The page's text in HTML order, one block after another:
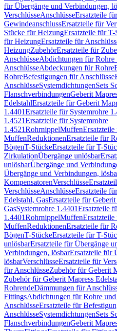
für Übergänge und Verbindungen,
VerschlüsseAnschlüsseErsatzteile
GewindeanschlussErsatzteile für
Stücke für HeizungErsatzteile für
für HeizungErsatzteile für
HeizungZubehörErsatzteile für
AnschlüsseAbdichtungen für Rohre
AnschlüsseAbdeckungen für Rohre
RohreBefestigungen für Anschlüsse
AnschlüsseSystemdichtungenSets
FlanschverbindungenGeberit
EdelstahlErsatzteile für Geberit
1.4401Ersatzteile für Systemrohre
1.4521Ersatzteile für Systemrohre
1.4521RohrnippelMuffenErsatzteile
MuffenReduktionenErsatzteile für
BögenT-StückeErsatzteile für T-
ZirkulationÜbergänge unlösbar
unlösbarÜbergänge und
Übergänge und Verbindungen,
KompensatorenVerschlüsse
VerschlüsseAnschlüsseErsatzteile
Edelstahl, GasErsatzteile für
GasSystemrohre 1.4401Ersatzteile
1.4401RohrnippelMuffenErsatzteile
MuffenReduktionenErsatzteile für
BögenT-StückeErsatzteile für T-
unlösbarErsatzteile für Übergänge
Verbindungen, lösbarErsatzteile für
lösbarVerschlüsseErsatzteile für
für AnschlüsseZubehör für Geberit
Zubehör für Geberit Mapress
RohrendeDämmungen für
FittingsAbdichtungen für Rohre
AnschlüsseErsatzteile für
AnschlüsseSystemdichtungenSets
FlanschverbindungenGeberit